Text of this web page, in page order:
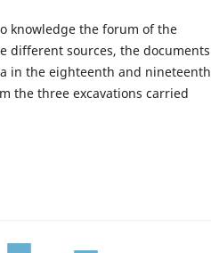
knowledge the forum of the
different sources, the documents
in the eighteenth and nineteenth
the three excavations carried